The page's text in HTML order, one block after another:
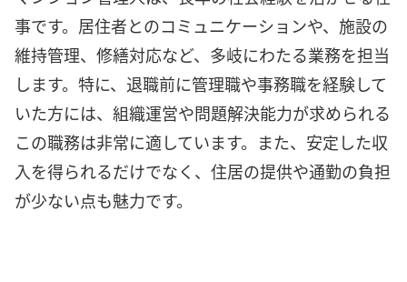
事です。居住者とのコミュニケーションや、施設の
維持管理、修繕対応など、多岐にわたる業務を担当
します。特に、退職前に管理職や事務職を経験して
いた方には、組織運営や問題解決能力が求められる
この職務は非常に適しています。また、安定した収
入を得られるだけでなく、住居の提供や通勤の負担
が少ない点も魅力です。